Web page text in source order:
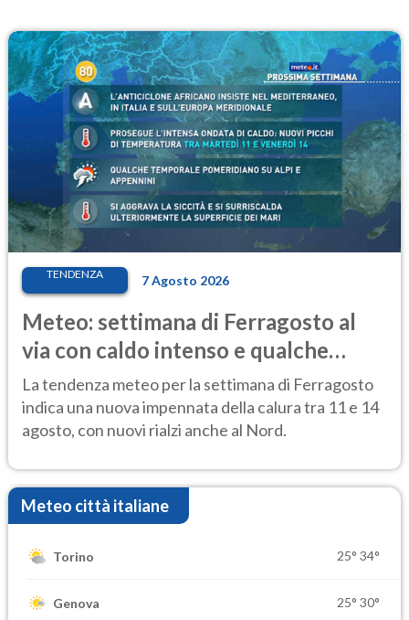
TENDENZA 7 Agosto 2026
Meteo: settimana di Ferragosto al
via con caldo intenso e qualche
temporale
La tendenza meteo per la settimana di Ferragosto
indica una nuova impennata della calura tra 11 e 14
agosto, con nuovi rialzi anche al Nord.
Meteo città italiane
Torino 25° 34°
Genova 25° 30°